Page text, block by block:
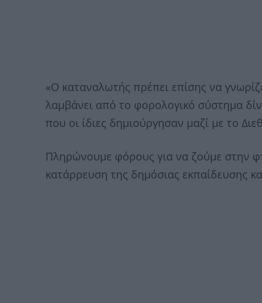
«Ο καταναλωτής πρέπει επίσης να
λαμβάνει από το φορολογικό σύστημα
που οι ίδιες δημιούργησαν μαζί με το
Πληρώνουμε φόρους για να ζούμε στην
κατάρρευση της δημόσιας εκπαίδευσης